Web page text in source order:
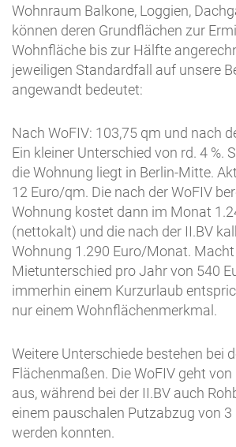
Wohnraum Balkone, Loggien,
können deren Grundflächen zur
Wohnfläche bis zur Hälfte
jeweiligen Standardfall auf unsere
angewandt bedeutet:
Nach WoFIV: 103,75 qm und nach
Ein kleiner Unterschied von rd. 4 %.
die Wohnung liegt in Berlin-Mitte.
12 Euro/qm. Die nach der WoFIV
Wohnung kostet dann im Monat
(nettokalt) und die nach der II.BV
Wohnung 1.290 Euro/Monat. Macht
Mietunterschied pro Jahr von 540
immerhin einem Kurzurlaub
nur einem Wohnflächenmerkmal.
Weitere Unterschiede bestehen bei
Flächenmaßen. Die WoFIV geht
aus, während bei der II.BV auch
einem pauschalen Putzabzug von 3
werden konnten.